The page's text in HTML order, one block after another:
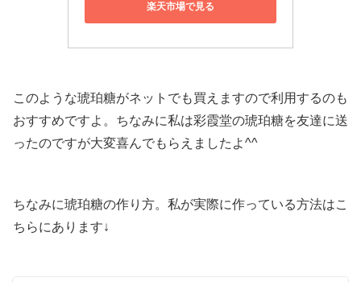
楽天市場で見る
このような琥珀糖がネットでも買えますので利用するのも
おすすめですよ。ちなみに私は彩霞堂の琥珀糖を友達に送
ったのですが大変喜んでもらえましたよ^^
ちなみに琥珀糖の作り方。私が実際に作っている方法はこ
ちらにあります↓